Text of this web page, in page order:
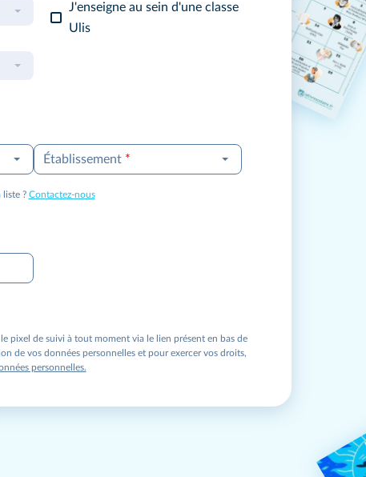
J'enseigne au sein d'une classe
Ulis
Établissement*
liste ? Contactez-nous
pixel de suivi à tout moment via le lien présent en bas de
de vos données personnelles et pour exercer vos droits,
personnelles.